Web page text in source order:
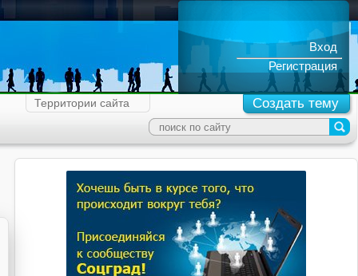
Вход
Регистрация
Территории сайта Создать тему